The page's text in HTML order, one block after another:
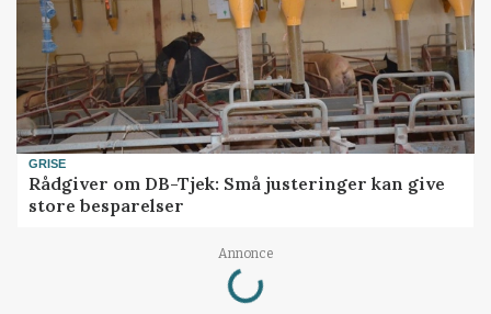
GRISE
Rådgiver om DB-Tjek: Små justeringer kan give
store besparelser
Annonce
Loading...